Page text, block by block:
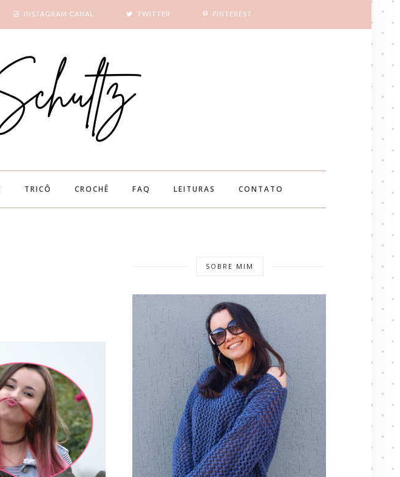
INSTAGRAM CANAL TWITTER PINTEREST
TRICÔ CROCHÊ FAQ LEITURAS CONTATO
SOBRE MIM